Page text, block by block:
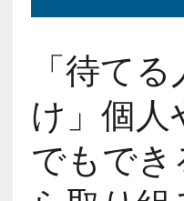
「待て
け」個人
でもで